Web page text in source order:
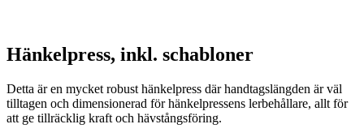
Hänkelpress, inkl. schabloner
Detta är en mycket robust hänkelpress där handtagslängden är väl
tilltagen och dimensionerad för hänkelpressens lerbehållare, allt för
att ge tillräcklig kraft och hävstångsföring.